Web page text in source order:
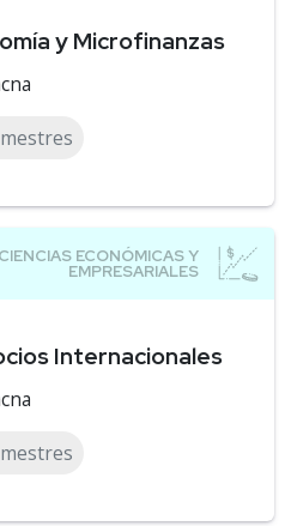
y Microfinanzas
Internacionales